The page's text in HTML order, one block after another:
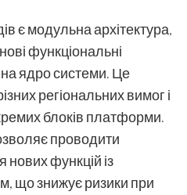
є модульна архітектура,
функціональні
ядро системи. Це
регіональних вимог і
блоків платформи.
проводити
функцій із
що знижує ризики при